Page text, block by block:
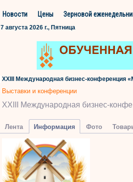
Новости Цены Зерновой
7 августа 2026 г., Пятница
ХХIII Международная бизнес-конференция
Выставки и конференции
ХХIII Международная бизнес-
Лента Информация Фото